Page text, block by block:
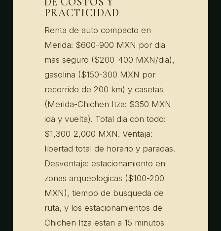
PRACTICIDAD
Renta de auto compacto en
Merida: $600-900 MXN por dia
mas seguro ($200-400 MXN/dia),
gasolina ($150-300 MXN por
recorrido de 200 km) y casetas
(Merida-Chichen Itza: $350 MXN
ida y vuelta). Total dia con todo:
$1,300-2,000 MXN. Ventaja:
libertad total de horario y paradas.
Desventaja: estacionamiento en
zonas arqueologicas ($100-200
MXN), tiempo de busqueda de
ruta, y los estacionamientos de
Chichen Itza estan a 15 minutos